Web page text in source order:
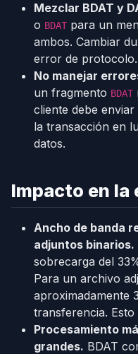
Mezclar BDAT y
o BDAT para un
ambos. Cambiar
error de protocolo.
No manejar
un fragmento BDAT
cliente debe enviar
la transacción en
datos.
Impacto en la
Ancho de banda
adjuntos binarios.
sobrecarga del
Para un archivo
aproximadamente
transferencia.
Procesamiento
grandes. BDAT